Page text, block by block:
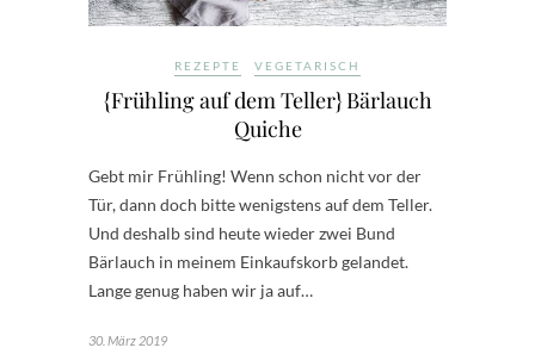
REZEPTE VEGETARISCH
{Frühling auf dem Teller} Bärlauch
Quiche
Gebt mir Frühling! Wenn schon nicht vor der
Tür, dann doch bitte wenigstens auf dem Teller.
Und deshalb sind heute wieder zwei Bund
Bärlauch in meinem Einkaufskorb gelandet.
Lange genug haben wir ja auf…
30. März 2019